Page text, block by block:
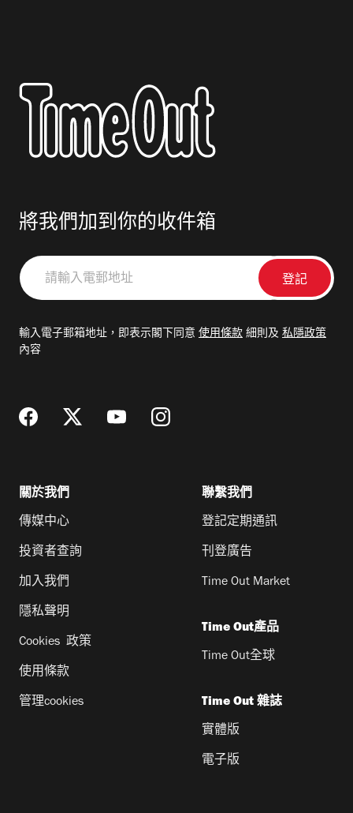
將我們加到你的收件箱
請
輸
郵
輸入電子郵箱地址，即表示閣下同意 使用條款 細則及 私隱政策
內容
關於我們
傳媒中心
投資者查詢
加入我們
隱私聲明
Cookies 政策
使用條款
管理cookies
聯繫我們
登記定期通訊
刊登廣告
Time Out Market
Time Out產品
Time Out全球
Time Out 雜誌
實體版
電子版